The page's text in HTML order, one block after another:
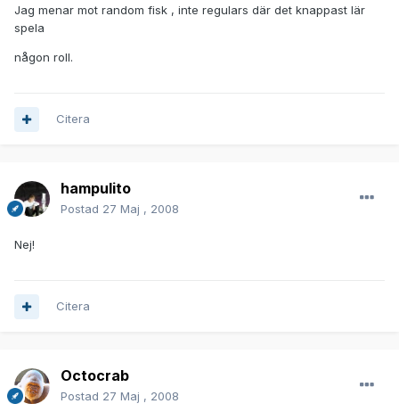
Jag menar mot random fisk , inte regulars där det knappast lär
spela
någon roll.
Citera
hampulito
Postad 27 Maj , 2008
Nej!
Citera
Octocrab
Postad 27 Maj , 2008